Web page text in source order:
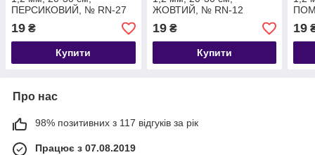
ПЕРСИКОВИЙ, № RN-27
19 ₴
Купити
ЖОВТИЙ, № RN-12
19₴
Купити
08
19
Про нас
98% позитивних з 117 відгуків за рік
Працює з 07.08.2019